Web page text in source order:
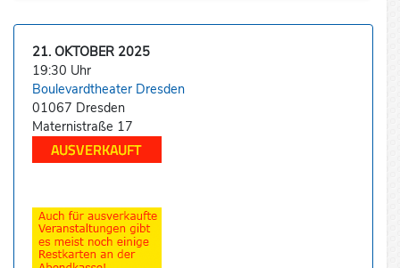
21. OKTOBER 2025
19:30 Uhr
Boulevardtheater Dresden
01067 Dresden
Maternistraße 17